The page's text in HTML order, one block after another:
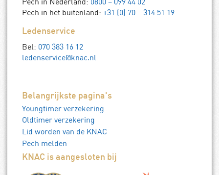
Pech in het buitenland: +31 (0) 70 – 314 51 19
Ledenservice
Bel: 070 383 16 12
ledenservice@knac.nl
Belangrijkste pagina's
Youngtimer verzekering
Oldtimer verzekering
Lid worden van de KNAC
Pech melden
KNAC is aangesloten bij